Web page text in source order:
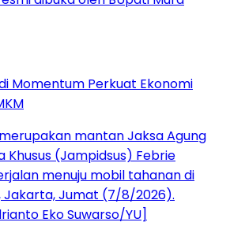
Momentum Perkuat Ekonomi